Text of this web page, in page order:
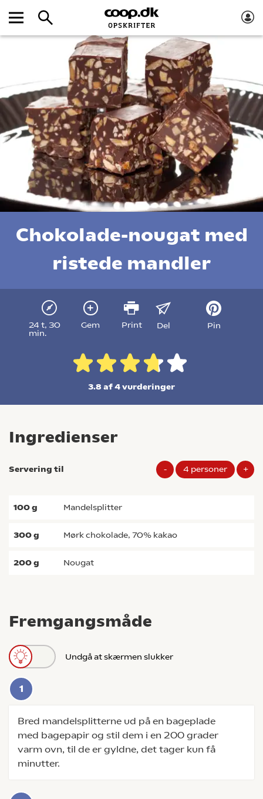
Chokolade-nougat med
ristede mandler
24 t, 30
min.
Gem Print Del Pin
3.8 af 4vurderinger
Fremgangsmåde
Undgå at skærmen slukker
Bred mandelsplitterne ud på en bageplade
med bagepapir og stil dem i en 200 grader
varm ovn, til de er gyldne, det tager kun få
minutter.
Ingredienser
Servering til - 4 personer +
100g mandelsplitter
300g mørk chokolade, 70% kakao
200g nougat